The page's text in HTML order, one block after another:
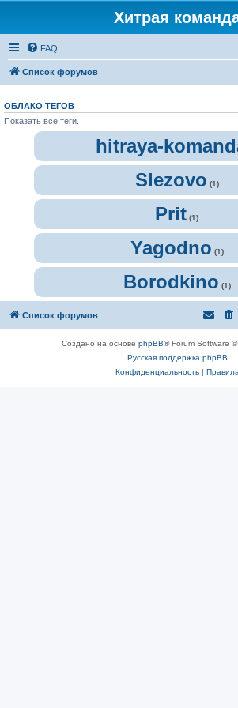
Хитрая
FAQ
Список форумов
ОБЛАКО ТЕГОВ
Показать все теги.
hitraya-
Slezovo (1)
Prit (1)
Yagodno (1)
Borodkino (1)
Список форумов
Создано на основе phpBB® Forum Software
Русская поддержка phpBB
Конфиденциальность| Правила